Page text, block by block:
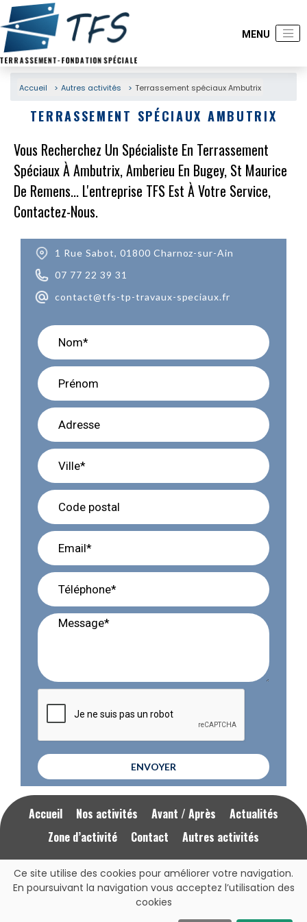
Accueil Autres activités Terrassement spéciaux Ambutrix
TERRASSEMENT SPÉCIAUX AMBUTRIX
Vous Recherchez Un Spécialiste En Terrassement
Spéciaux À Ambutrix, Amberieu En Bugey, St Maurice
De Remens... L'entreprise TFS Est À Votre Service,
Contactez-Nous.
1 Rue Sabot, 01800 Charnoz-sur-Ain
07 77 22 39 31
contact@tfs-tp-travaux-speciaux.fr
ENVOYER
Accueil Nos activités Avant / Après
Actualités
Zone d’activité
Contact Autres activités
Mentions Légales RGPD
Cliquez ici pour nous appeler
Ce site utilise des cookies pour améliorer votre navigation.
En poursuivant la navigation vous acceptez l’utilisation des
cookies